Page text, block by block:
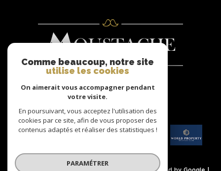
Nous
ADHÉRONS
Comme beaucoup, notre site
utilise les cookies
On aimerait vous accompagner pendant
votre visite.
En poursuivant, vous acceptez l'utilisation des
cookies par ce site, afin de vous proposer des
contenus adaptés et réaliser des statistiques !
PARAMÉTRER